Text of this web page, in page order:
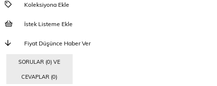
Koleksiyona Ekle
İstek Listeme Ekle
Fiyat Düşünce Haber Ver
SORULAR (0) VE
CEVAPLAR (0)